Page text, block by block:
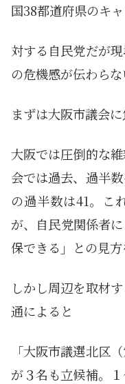
国38都道府県のキャ
対する自民党だが
の危機感が伝わらな
まずは大阪市議会に
大阪では圧倒的な
会では過去、過半
の過半数は41。こ
が、自民党関係者
保できる」との見方
しかし周辺を取材
通によると
「大阪市議選北区
が３名も立候補。